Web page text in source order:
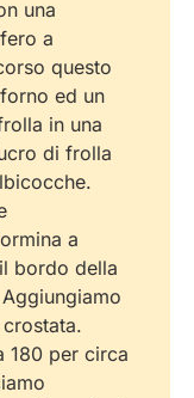
una
a
questo
ed un
in una
di frolla
a
bordo della
180 per circa